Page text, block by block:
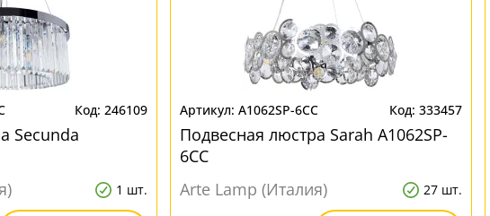
246109
Secunda
1 шт.
A1062SP-6CC 333457
Подвесная люстра Sarah A1062SP-
6CC
Arte Lamp (Италия)
27 шт.